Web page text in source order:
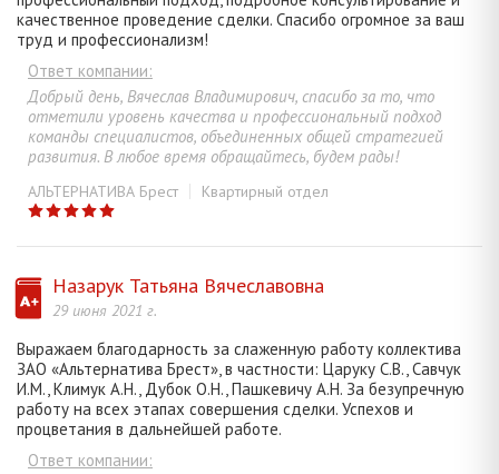
качественное проведение сделки. Спасибо огромное за ваш
труд и профессионализм!
Ответ компании:
Добрый день, Вячеслав Владимирович, спасибо за то, что
отметили уровень качества и профессиональный подход
команды специалистов, объединенных общей стратегией
развития. В любое время обращайтесь, будем рады!
АЛЬТЕРНАТИВА Брест Квартирный отдел
Назарук Татьяна Вячеславовна
29 июня 2021 г.
Выражаем благодарность за слаженную работу коллектива
ЗАО «Альтернатива Брест», в частности: Царуку С.В., Савчук
И.М., Климук А.Н., Дубок О.Н., Пашкевичу А.Н. За безупречную
работу на всех этапах совершения сделки. Успехов и
процветания в дальнейшей работе.
Ответ компании: